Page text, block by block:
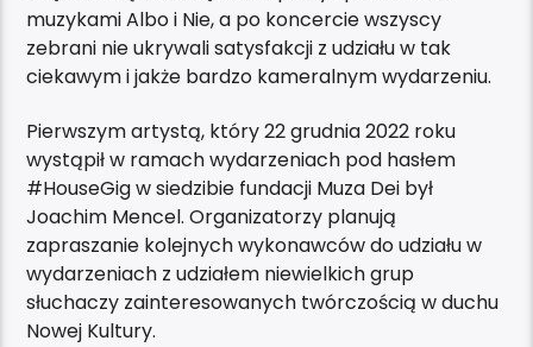
muzykami Albo i Nie, a po koncercie wszyscy
zebrani nie ukrywali satysfakcji z udziału w tak
ciekawym i jakże bardzo kameralnym wydarzeniu.
Pierwszym artystą, który 22 grudnia 2022 roku
wystąpił w ramach wydarzeniach pod hasłem
#HouseGig w siedzibie fundacji Muza Dei był
Joachim Mencel. Organizatorzy planują
zapraszanie kolejnych wykonawców do udziału w
wydarzeniach z udziałem niewielkich grup
słuchaczy zainteresowanych twórczością w duchu
Nowej Kultury.